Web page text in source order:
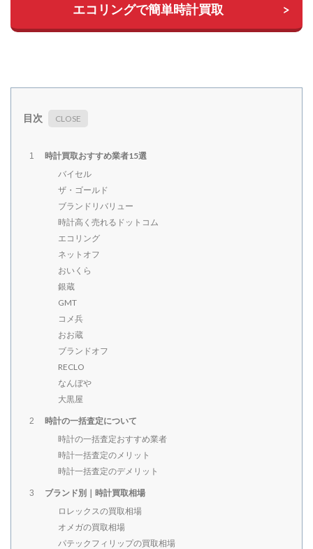
エコリングで簡単時計買取
目次
1
時計買取おすすめ業者15選
バイセル
ザ・ゴールド
ブランドリバリュー
時計高く売れるドットコム
エコリング
ネットオフ
おいくら
銀蔵
GMT
コメ兵
おお蔵
ブランドオフ
RECLO
なんぼや
大黒屋
2
時計の一括査定について
時計の一括査定おすすめ業者
時計一括査定のメリット
時計一括査定のデメリット
3
ブランド別｜時計買取相場
ロレックスの買取相場
オメガの買取相場
パテックフィリップの買取相場